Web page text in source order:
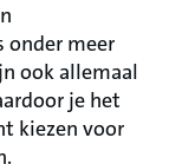
onder meer
ook allemaal
je het
kiezen voor